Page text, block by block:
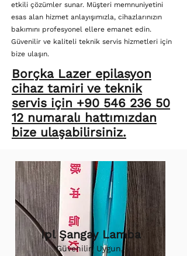
etkili çözümler sunar. Müşteri memnuniyetini
esas alan hizmet anlayışımızla, cihazlarınızın
bakımını profesyonel ellere emanet edin.
Güvenilir ve kaliteli teknik servis hizmetleri için
bize ulaşın.
Borçka Lazer epilasyon
cihaz tamiri ve teknik
servis için +90 546 236 50
12 numaralı hattımızdan
bize ulaşabilirsiniz.
Ipl Şangay Lamba
Güvenilir, Uygun,